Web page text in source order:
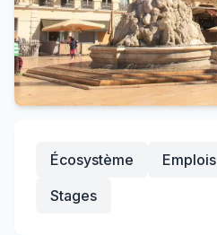
Écosystème Emplois
Stages